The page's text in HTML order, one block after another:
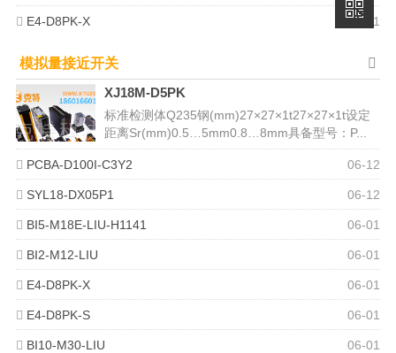
06-01
E4-D8PK-X
模拟量接近开关
XJ18M-D5PK
标准检测体Q235钢(mm)27×27×1t27×27×1t设定
距离Sr(mm)0.5…5mm0.8…8mm具备型号：P...
06-12
PCBA-D100I-C3Y2
06-12
SYL18-DX05P1
06-01
BI5-M18E-LIU-H1141
06-01
BI2-M12-LIU
06-01
E4-D8PK-X
06-01
E4-D8PK-S
06-01
BI10-M30-LIU